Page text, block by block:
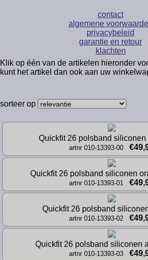
contact
algemene
privacybeleid
garantie en retour
klachten
Klik op één van de artikelen hieronder
kunt het artikel dan ook aan uw
sorteer op
Quickfit 26 polsband siliconen
artnr 010-13393-00
Quickfit 26 polsband siliconen
artnr 010-13393-01
Quickfit 26 polsband
artnr 010-13393-02
Quickfit 26 polsband siliconen
artnr 010-13393-03